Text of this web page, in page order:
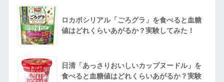
ロカボシリアル「ごろグラ」を食べると血糖
値はどれくらいあがるか？実験してみた！
日清「あっさりおいしいカップヌードル」を
食べると血糖値はどれくらいあがるか？実験